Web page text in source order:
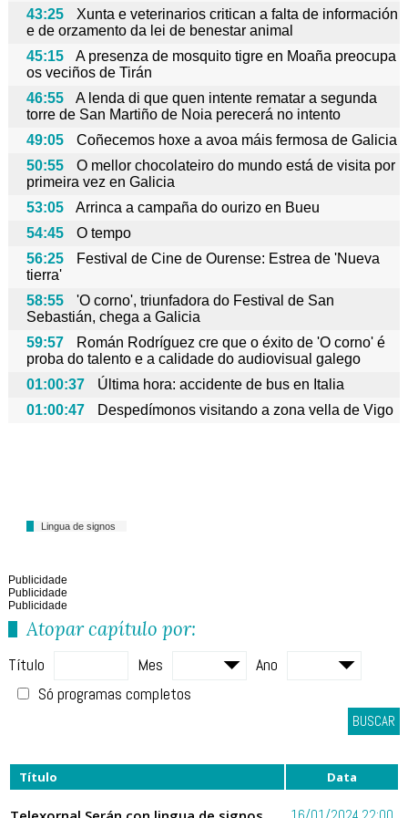
43:25
Xunta e veterinarios critican a falta de información
e de orzamento da lei de benestar animal
45:15
A presenza de mosquito tigre en Moaña preocupa
os veciños de Tirán
46:55
A lenda di que quen intente rematar a segunda
torre de San Martiño de Noia perecerá no intento
49:05
Coñecemos hoxe a avoa máis fermosa de Galicia
50:55
O mellor chocolateiro do mundo está de visita por
primeira vez en Galicia
53:05
Arrinca a campaña do ourizo en Bueu
54:45
O tempo
56:25
Festival de Cine de Ourense: Estrea de 'Nueva
tierra'
58:55
'O corno', triunfadora do Festival de San
Sebastián, chega a Galicia
59:57
Román Rodríguez cre que o éxito de 'O corno' é
proba do talento e a calidade do audiovisual galego
01:00:37
Última hora: accidente de bus en Italia
01:00:47
Despedímonos visitando a zona vella de Vigo
Lingua de signos
Publicidade
Publicidade
Publicidade
Atopar capítulo por:
Título Mes
Ano
Só programas completos
BUSCAR
Título Data